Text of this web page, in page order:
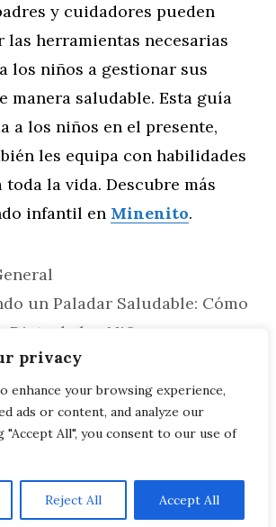
privacy
enhance your browsing experience,
ads or content, and analyze our
"Accept All", you consent to our use of
Reject All Accept All
y cuidadores pueden
herramientas necesarias
los niños a gestionar sus
manera saludable. Esta guía
a los niños en el presente,
les equipa con habilidades
toda la vida. Descubre más
infantil en Minenito.
un Paladar Saludable: Cómo
de los Niños con
en los Espacios Infantiles:
Desarrollo y la Salud
POLITICA DE PRIVACIDAD, COOKIES